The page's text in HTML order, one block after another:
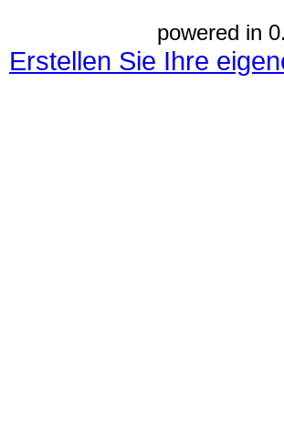
powered in
Erstellen Sie Ihre